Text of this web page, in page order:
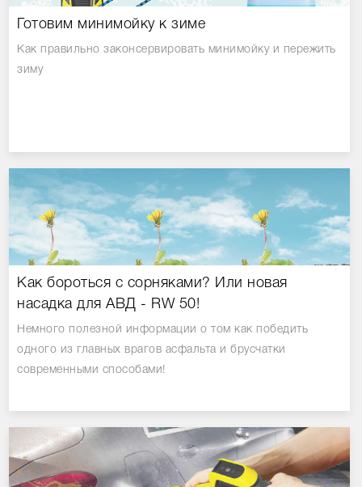
Готовим минимойку к зиме
Как правильно законсервировать минимойку и пережить
зиму
Как бороться с сорняками? Или новая
насадка для АВД - RW 50!
Немного полезной информации о том как победить
одного из главных врагов асфальта и брусчатки
современными способами!